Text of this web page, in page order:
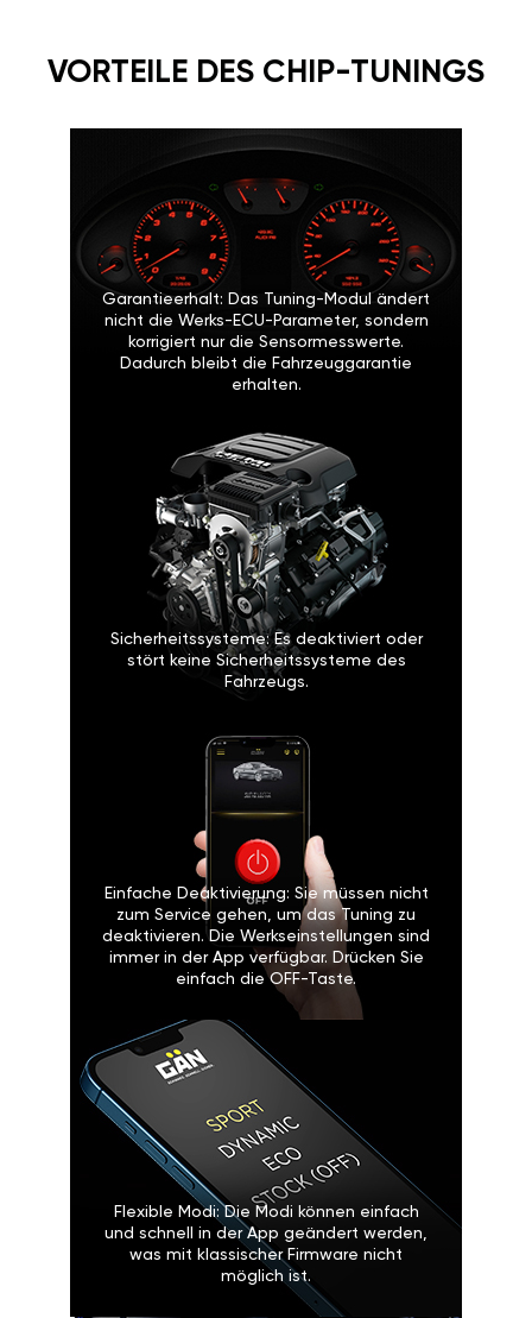
VORTEILE DES CHIP-TUNINGS
Garantieerhalt: Das Tuning-Modul ändert
nicht die Werks-ECU-Parameter, sondern
korrigiert nur die Sensormesswerte.
Dadurch bleibt die Fahrzeuggarantie
erhalten.
Sicherheitssysteme: Es deaktiviert oder
stört keine Sicherheitssysteme des
Fahrzeugs.
Einfache Deaktivierung: Sie müssen nicht
zum Service gehen, um das Tuning zu
deaktivieren. Die Werkseinstellungen sind
immer in der App verfügbar. Drücken Sie
einfach die OFF-Taste.
Flexible Modi: Die Modi können einfach
und schnell in der App geändert werden,
was mit klassischer Firmware nicht
möglich ist.